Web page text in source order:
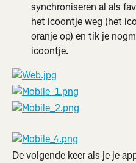
synchroniseren al als
het icoontje weg (het
oranje op) en tik je
icoontje.
De volgende keer als je je